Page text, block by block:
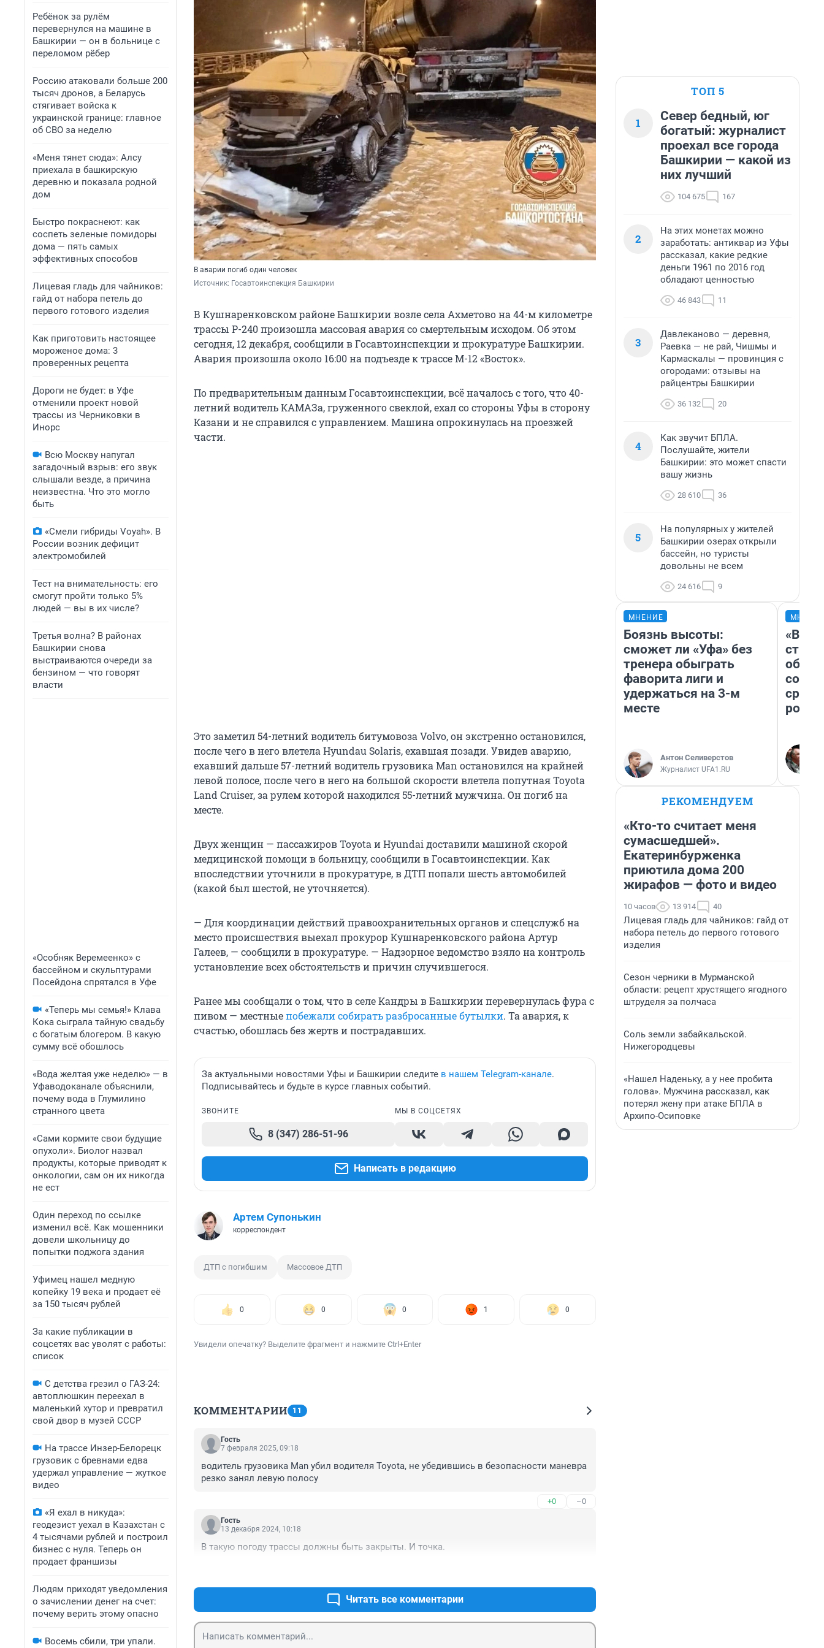
Ребёнок за рулём
перевернулся на машине в
Башкирии — он в больнице с
переломом рёбер
Россию атаковали больше 200
тысяч дронов, а Беларусь
стягивает войска к
украинской границе: главное
об СВО за неделю
«Меня тянет сюда»: Алсу
приехала в башкирскую
деревню и показала родной
дом
Быстро покраснеют: как
соспеть зеленые помидоры
дома — пять самых
эффективных способов
Лицевая гладь для чайников:
гайд от набора петель до
первого готового изделия
Как приготовить настоящее
мороженое дома: 3
проверенных рецепта
Дороги не будет: в Уфе
отменили проект новой
трассы из Черниковки в
Инорс
Всю Москву напугал
загадочный взрыв: его звук
слышали везде, а причина
неизвестна. Что это могло
быть
«Смели гибриды Voyah». В
России возник дефицит
электромобилей
Тест на внимательность: его
смогут пройти только 5%
людей — вы в их числе?
Третья волна? В районах
Башкирии снова
выстраиваются очереди за
бензином — что говорят
власти
«Особняк Веремеенко» с
бассейном и скульптурами
Посейдона спрятался в Уфе
«Теперь мы семья!» Клава
Кока сыграла тайную свадьбу
с богатым блогером. В какую
сумму всё обошлось
«Вода желтая уже неделю» — в
Уфаводоканале объяснили,
почему вода в Глумилино
странного цвета
«Сами кормите свои будущие
опухоли». Биолог назвал
продукты, которые приводят к
онкологии, сам он их никогда
не ест
Один переход по ссылке
изменил всё. Как мошенники
довели школьницу до
попытки поджога здания
Уфимец нашел медную
копейку 19 века и продает её
за 150 тысяч рублей
За какие публикации в
соцсетях вас уволят с работы:
список
С детства грезил о ГАЗ-24:
автоплюшкин переехал в
маленький хутор и превратил
свой двор в музей СССР
На трассе Инзер-Белорецк
грузовик с бревнами едва
удержал управление — жуткое
видео
«Я ехал в никуда»:
геодезист уехал в Казахстан с
4 тысячами рублей и построил
бизнес с нуля. Теперь он
продает франшизы
Людям приходят уведомления
о зачислении денег на счет:
почему верить этому опасно
Восемь сбили, три упали.
В аварии погиб один человек
Источник: Госавтоинспекция Башкирии
В Кушнаренковском районе Башкирии возле села Ахметово на 44-м километре
трассы Р-240 произошла массовая авария со смертельным исходом. Об этом
сегодня, 12 декабря, сообщили в Госавтоинспекции и прокуратуре Башкирии.
Авария произошла около 16:00 на подъезде к трассе М-12 «Восток».
По предварительным данным Госавтоинспекции, всё началось с того, что 40-
летний водитель КАМАЗа, груженного свеклой, ехал со стороны Уфы в сторону
Казани и не справился с управлением. Машина опрокинулась на проезжей
части.
Это заметил 54-летний водитель битумовоза Volvo, он экстренно остановился,
после чего в него влетела Hyundau Solaris, ехавшая позади. Увидев аварию,
ехавший дальше 57-летний водитель грузовика Man остановился на крайней
левой полосе, после чего в него на большой скорости влетела попутная Toyota
Land Cruiser, за рулем которой находился 55-летний мужчина. Он погиб на
месте.
Двух женщин — пассажиров Toyota и Hyundai доставили машиной скорой
медицинской помощи в больницу, сообщили в Госавтоинспекции. Как
впоследствии уточнили в прокуратуре, в ДТП попали шесть автомобилей
(какой был шестой, не уточняется).
— Для координации действий правоохранительных органов и спецслужб на
место происшествия выехал прокурор Кушнаренковского района Артур
Галеев, — сообщили в прокуратуре. — Надзорное ведомство взяло на контроль
установление всех обстоятельств и причин случившегося.
Ранее мы сообщали о том, что в селе Кандры в Башкирии перевернулась фура с
пивом — местныепобежали собирать разбросанные бутылки. Та авария, к
счастью, обошлась без жертв и пострадавших.
За актуальными новостями Уфы и Башкирии следите в нашем Telegram-канале.
Подписывайтесь и будьте в курсе главных событий.
ЗВОНИТЕ
8 (347) 286-51-96
МЫ В СОЦСЕТЯХ
Написать в редакцию
Артем Супонькин
корреспондент
ДТП с погибшим Массовое ДТП
0 0 0 1 0
Увидели опечатку? Выделите фрагмент и нажмите Ctrl+Enter
КОММЕНТАРИИ 11
Гость
7 февраля 2025, 09:18
водитель грузовика Man убил водителя Toyota, не убедившись в безопасности маневра
резко занял левую полосу
+0 –0
Гость
13 декабря 2024, 10:18
В такую погоду трассы должны быть закрыты. И точка.
Читать все комментарии
ТОП 5
1
Север бедный, юг
богатый: журналист
проехал все города
Башкирии — какой из
них лучший
104 675 167
2
На этих монетах можно
заработать: антиквар из Уфы
рассказал, какие редкие
деньги 1961 по 2016 год
обладают ценностью
46 843 11
3
Давлеканово — деревня,
Раевка — не рай, Чишмы и
Кармаскалы — провинция с
огородами: отзывы на
райцентры Башкирии
36 132 20
4
Как звучит БПЛА.
Послушайте, жители
Башкирии: это может спасти
вашу жизнь
28 610 36
5
На популярных у жителей
Башкирии озерах открыли
бассейн, но туристы
довольны не всем
24 616 9
МНЕНИЕ
Боязнь высоты:
сможет ли «Уфа» без
тренера обыграть
фаворита лиги и
удержаться на 3-м
месте
Антон Селиверстов
Журналист UFA1.RU
«В
РЕКОМЕНДУЕМ
«Кто-то считает меня
сумасшедшей».
Екатеринбурженка
приютила дома 200
жирафов — фото и видео
10 часов 13 914 40
Лицевая гладь для чайников: гайд от
набора петель до первого готового
изделия
Сезон черники в Мурманской
области: рецепт хрустящего ягодного
штруделя за полчаса
Соль земли забайкальской.
Нижегородцевы
«Нашел Наденьку, а у нее пробита
голова». Мужчина рассказал, как
потерял жену при атаке БПЛА в
Архипо-Осиповке